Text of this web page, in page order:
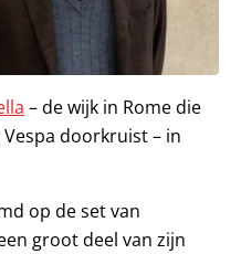
– de wijk in Rome die
doorkruist – in
op de set van
groot deel van zijn